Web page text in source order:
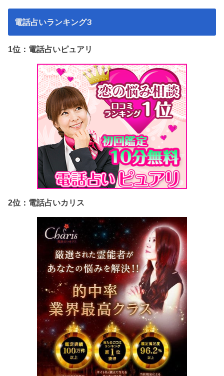
電話占いランキング3
1位：電話占いピュアリ
2位：電話占いカリス